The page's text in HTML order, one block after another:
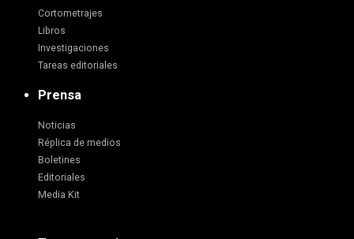
Cortometrajes
Libros
Investigaciones
Tareas editoriales
Prensa
Noticias
Réplica de medios
Boletines
Editoriales
Media Kit